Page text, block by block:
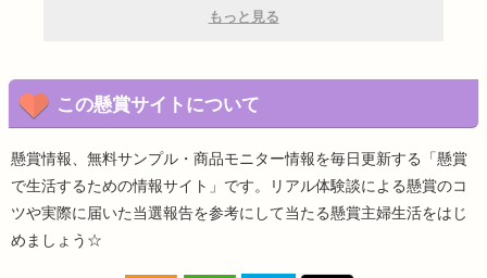
もっと見る
この懸賞サイトについて
懸賞情報、無料サンプル・商品モニター情報を毎日更新する「懸賞
で生活するための情報サイト」です。リアル体験談による懸賞のコ
ツや実際に届いた当選報告を参考にして当たる懸賞主婦生活をはじ
めましょう☆